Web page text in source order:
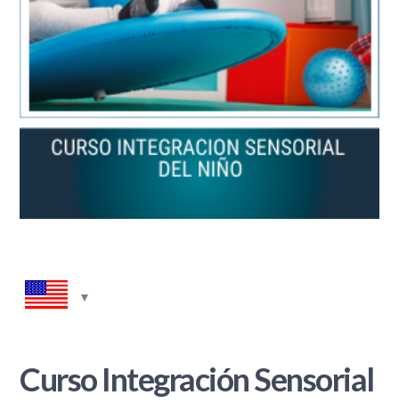
Curso Integración Sensorial